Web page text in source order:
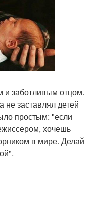
заботливым отцом.
не заставлял детей
простым: "если
хочешь
в мире. Делай